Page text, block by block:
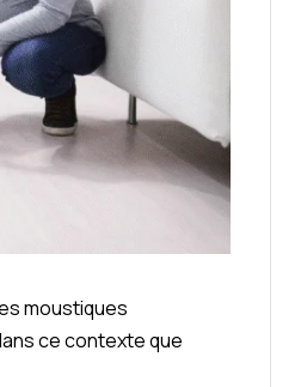
moustiques
ce contexte que